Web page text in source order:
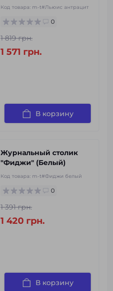
Код товара: m-t#Льюис антрацит
0
1 819 грн.
1 571 грн.
В корзину
Журнальный столик
"Фиджи" (Белый)
Код товара: m-t#Фиджи белый
0
1 391 грн.
1 420 грн.
В корзину